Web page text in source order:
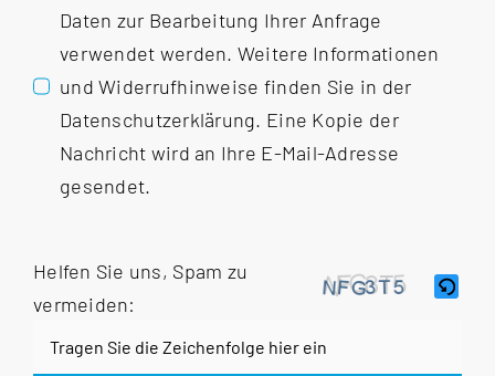
Daten zur Bearbeitung Ihrer Anfrage
verwendet werden. Weitere Informationen
und Widerrufhinweise finden Sie in der
Datenschutzerklärung. Eine Kopie der
Nachricht wird an Ihre E-Mail-Adresse
gesendet.
Helfen Sie uns, Spam zu
vermeiden: